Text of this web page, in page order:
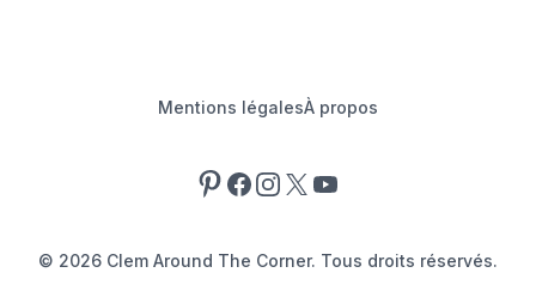
Mentions légalesÀ propos
Pinterest
Facebook
Instagram
X YouTube
© 2026 Clem Around The Corner. Tous droits réservés.